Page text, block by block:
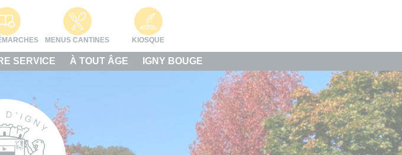
MENUS CANTINES KIOSQUE
SERVICE À TOUT ÂGE IGNY BOUGE